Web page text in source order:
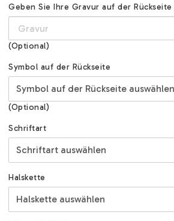
Geben Sie Ihre Gravur auf der
(Optional)
Symbol auf der Rückseite
(Optional)
Schriftart
Halskette